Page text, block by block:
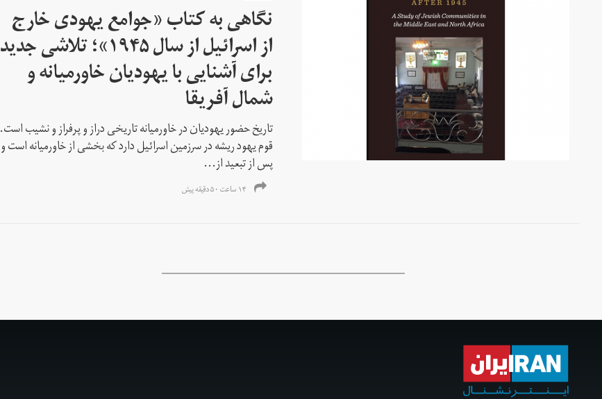
نگاهی به کتاب «جوامع یهودی خارج
از اسرائیل از سال ۱۹۴۵»؛ تلاشی جدید
برای آشنایی با یهودیان خاورمیانه و
شمال آفریقا
تاریخ حضور یهودیان در خاورمیانه تاریخی دراز و پرفراز و نشیب است.
قوم یهود ریشه در سرزمین اسرائیل دارد که بخشی از خاورمیانه است و
پس از تبعید از...
۱۴ ساعت ۵۰ دقیقه پیش